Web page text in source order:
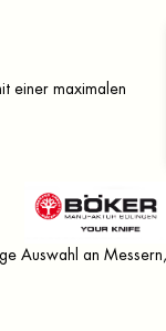
einer maximalen
Auswahl an Messern,